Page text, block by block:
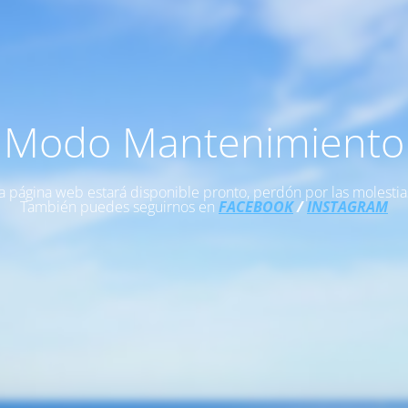
Modo Mantenimiento
página web estará disponible pronto, perdón por las
También puedes seguirnos en FACEBOOK/INSTAGRAM